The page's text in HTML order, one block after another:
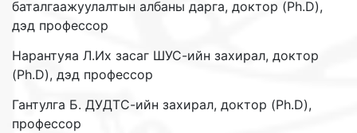
баталгаажуулалтын албаны дарга, доктор (Ph.D),
дэд профессор
Нарантуяа Л.Их засаг ШУС-ийн захирал, доктор
(Ph.D), дэд профессор
Гантулга Б. ДУДТС-ийн захирал, доктор (Ph.D),
профессор